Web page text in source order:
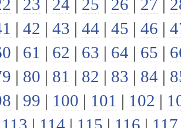
| 23 | 24 | 25 | 26 | 27 |
| 42 | 43 | 44 | 45 | 46 |
| 61 | 62 | 63 | 64 | 65 |
| 80 | 81 | 82 | 83 | 84 |
| 99 | 100 | 101 | 102 |